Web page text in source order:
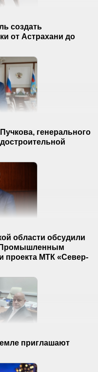
создать
от Астрахани до
генерального
области обсудили
Промышленным
проекта МТК «Север-
приглашают